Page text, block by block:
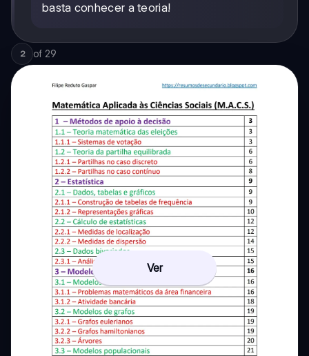
basta conhecer a teoria!
2 of 29
Ver